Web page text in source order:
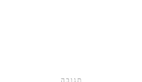
תגובה